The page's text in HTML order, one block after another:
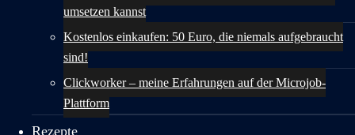
umsetzen kannst
Kostenlos einkaufen: 50 Euro, die niemals aufgebraucht
sind!
Clickworker – meine Erfahrungen auf der Microjob-
Plattform
Rezepte